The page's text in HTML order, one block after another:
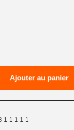
Ajouter au panier
1-1-1-1-1